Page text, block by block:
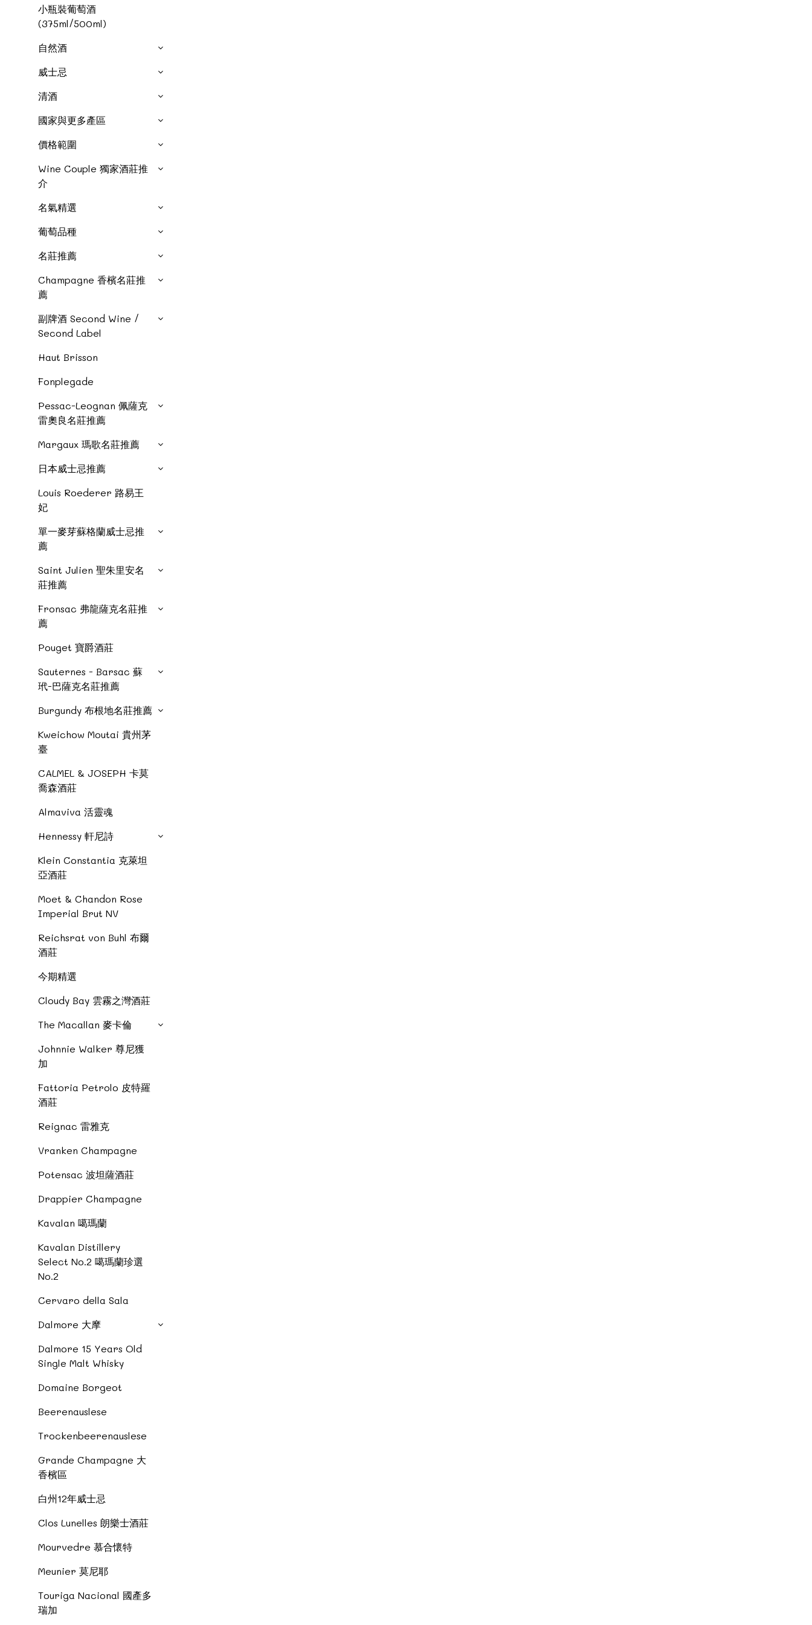
小瓶裝葡萄酒
(375ml/500ml)
自然酒
威士忌
清酒
國家與更多產區
價格範圍
Wine Couple 獨家酒莊推
介
名氣精選
葡萄品種
名莊推薦
Champagne 香檳名莊推
薦
副牌酒 Second Wine /
Second Label
Haut Brisson
Fonplegade
Pessac-Leognan 佩薩克
雷奧良名莊推薦
Margaux 瑪歌名莊推薦
日本威士忌推薦
Louis Roederer 路易王
妃
單一麥芽蘇格蘭威士忌推
薦
Saint Julien 聖朱里安名
莊推薦
Fronsac 弗龍薩克名莊推
薦
Pouget 寶爵酒莊
Sauternes - Barsac 蘇
玳-巴薩克名莊推薦
Burgundy 布根地名莊推薦
Kweichow Moutai 貴州茅
臺
CALMEL & JOSEPH 卡莫
喬森酒莊
Almaviva 活靈魂
Hennessy 軒尼詩
Klein Constantia 克萊坦
亞酒莊
Moet & Chandon Rose
Imperial Brut NV
Reichsrat von Buhl 布爾
酒莊
今期精選
Cloudy Bay 雲霧之灣酒莊
The Macallan 麥卡倫
Johnnie Walker 尊尼獲
加
Fattoria Petrolo 皮特羅
酒莊
Reignac 雷雅克
Vranken Champagne
Potensac 波坦薩酒莊
Drappier Champagne
Kavalan 噶瑪蘭
Kavalan Distillery
Select No.2 噶瑪蘭珍選
No.2
Cervaro della Sala
Dalmore 大摩
Dalmore 15 Years Old
Single Malt Whisky
Domaine Borgeot
Beerenauslese
Trockenbeerenauslese
Grande Champagne 大
香檳區
白州12年威士忌
Clos Lunelles 朗樂士酒莊
Mourvedre 慕合懷特
Meunier 莫尼耶
Touriga Nacional 國產多
瑞加